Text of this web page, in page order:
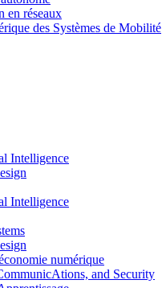
en réseaux
des Systèmes de Mobilité
Intelligence
Intelligence
numérique
and Security